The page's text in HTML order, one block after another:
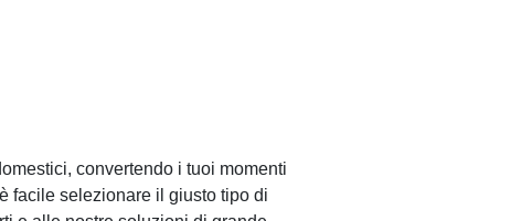
convertendo i tuoi momenti
facile selezionare il giusto tipo di